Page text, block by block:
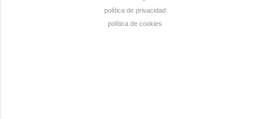
política de privacidad
política de cookies